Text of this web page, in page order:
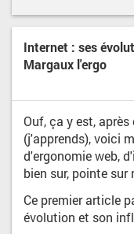
Internet : ses
Margaux l'ergo
Ouf, ça y est, après
(j'apprends), voici
d'ergonomie web,
bien sur, pointe sur
Ce premier article
évolution et son